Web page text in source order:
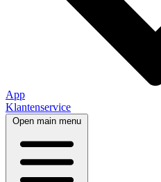
App
Klantenservice
Open main menu